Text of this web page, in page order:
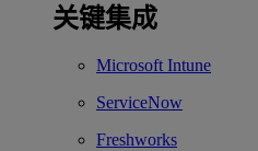
关键集成
Microsoft Intune
ServiceNow
Freshworks